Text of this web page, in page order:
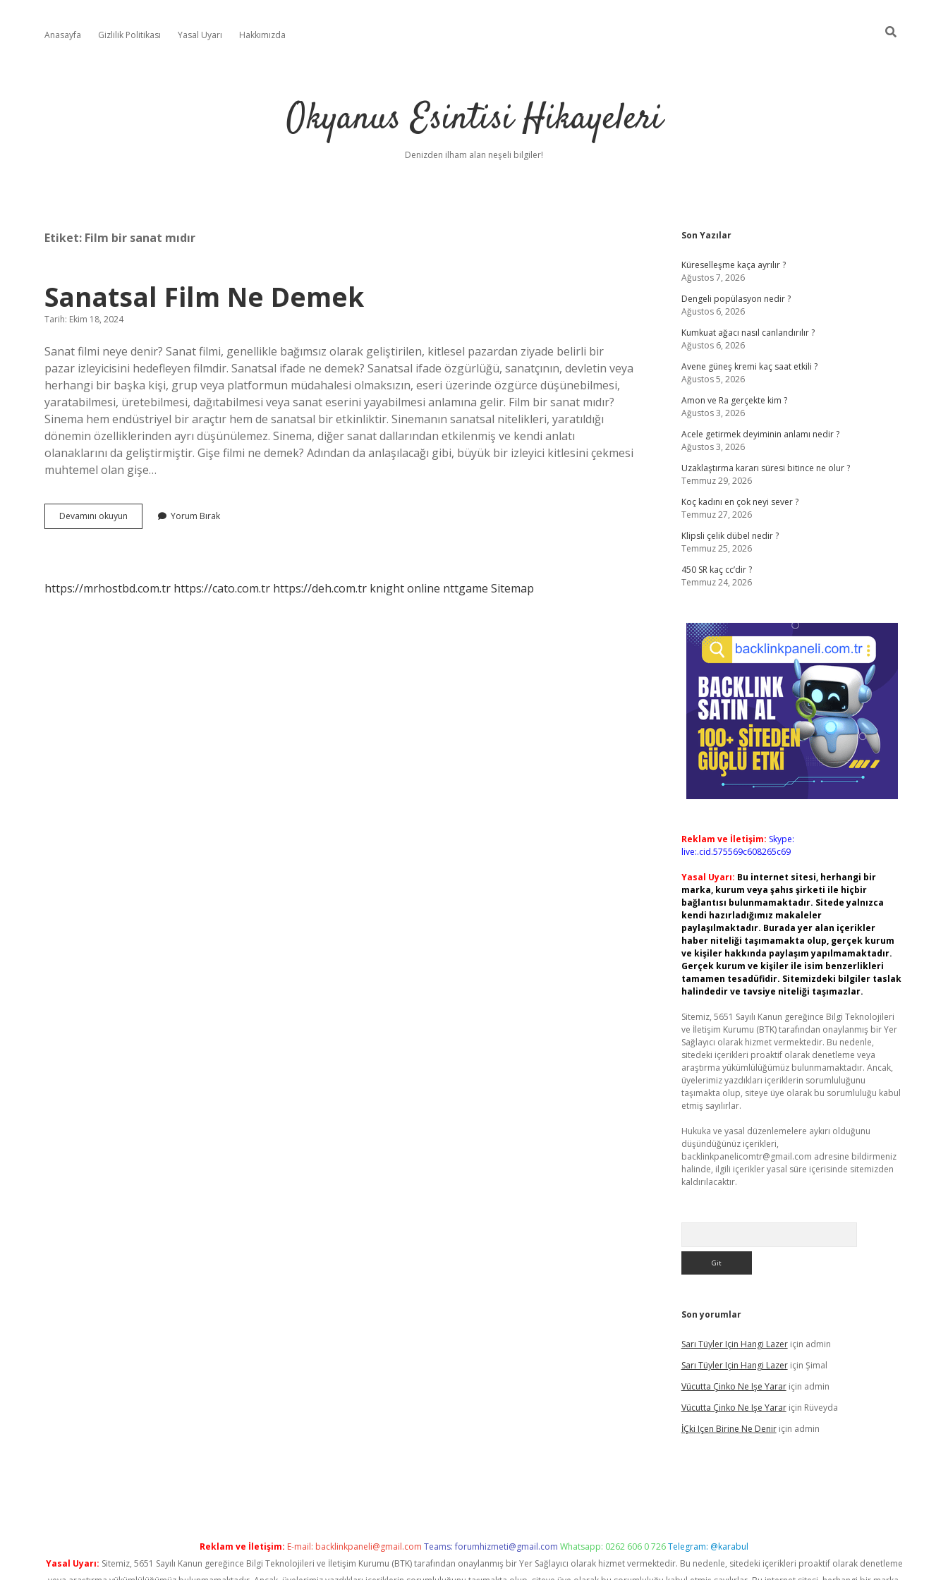
Anasayfa Gizlilik Politikası Yasal Uyarı Hakkımızda
Okyanus Esintisi Hikayeleri
Denizden ilham alan neşeli bilgiler!
Etiket: Film bir sanat mıdır
Sanatsal Film Ne Demek
Tarih: Ekim 18, 2024
Sanat filmi neye denir? Sanat filmi, genellikle bağımsız olarak geliştirilen, kitlesel pazardan ziyade belirli bir
pazar izleyicisini hedefleyen filmdir. Sanatsal ifade ne demek? Sanatsal ifade özgürlüğü, sanatçının, devletin veya
herhangi bir başka kişi, grup veya platformun müdahalesi olmaksızın, eseri üzerinde özgürce düşünebilmesi,
yaratabilmesi, üretebilmesi, dağıtabilmesi veya sanat eserini yayabilmesi anlamına gelir. Film bir sanat mıdır?
Sinema hem endüstriyel bir araçtır hem de sanatsal bir etkinliktir. Sinemanın sanatsal nitelikleri, yaratıldığı
dönemin özelliklerinden ayrı düşünülemez. Sinema, diğer sanat dallarından etkilenmiş ve kendi anlatı
olanaklarını da geliştirmiştir. Gişe filmi ne demek? Adından da anlaşılacağı gibi, büyük bir izleyici kitlesini çekmesi
muhtemel olan gişe…
Devamını okuyun Sanatsal
Film
Yorum Bırak
https://mrhostbd.com.tr https://cato.com.tr https://deh.com.tr knight online nttgame Sitemap
Sidebar
Son Yazılar
Küreselleşme kaça ayrılır ?
Ağustos 7, 2026
Dengeli popülasyon nedir ?
Ağustos 6, 2026
Kumkuat ağacı nasıl canlandırılır ?
Ağustos 6, 2026
Avene güneş kremi kaç saat etkili ?
Ağustos 5, 2026
Amon ve Ra gerçekte kim ?
Ağustos 3, 2026
Acele getirmek deyiminin anlamı nedir ?
Ağustos 3, 2026
Uzaklaştırma kararı süresi bitince ne olur ?
Temmuz 29, 2026
Koç kadını en çok neyi sever ?
Temmuz 27, 2026
Klipsli çelik dübel nedir ?
Temmuz 25, 2026
450 SR kaç cc’dir ?
Temmuz 24, 2026
Reklam ve İletişim: Skype:
live:.cid.575569c608265c69
Yasal Uyarı: Bu internet sitesi, herhangi bir
marka, kurum veya şahıs şirketi ile hiçbir
bağlantısı bulunmamaktadır. Sitede yalnızca
kendi hazırladığımız makaleler
paylaşılmaktadır. Burada yer alan içerikler
haber niteliği taşımamakta olup, gerçek kurum
ve kişiler hakkında paylaşım yapılmamaktadır.
Gerçek kurum ve kişiler ile isim benzerlikleri
tamamen tesadüfidir. Sitemizdeki bilgiler taslak
halindedir ve tavsiye niteliği taşımazlar.
Sitemiz, 5651 Sayılı Kanun gereğince Bilgi Teknolojileri
ve İletişim Kurumu (BTK) tarafından onaylanmış bir Yer
Sağlayıcı olarak hizmet vermektedir. Bu nedenle,
sitedeki içerikleri proaktif olarak denetleme veya
araştırma yükümlülüğümüz bulunmamaktadır. Ancak,
üyelerimiz yazdıkları içeriklerin sorumluluğunu
taşımakta olup, siteye üye olarak bu sorumluluğu kabul
etmiş sayılırlar.
Hukuka ve yasal düzenlemelere aykırı olduğunu
düşündüğünüz içerikleri,
backlinkpanelicomtr@gmail.com adresine bildirmeniz
halinde, ilgili içerikler yasal süre içerisinde sitemizden
kaldırılacaktır.
Son yorumlar
Sarı Tüyler Için Hangi Lazeriçin admin
Sarı Tüyler Için Hangi Lazeriçin Şimal
Vücutta Çinko Ne Işe Yarariçin admin
Vücutta Çinko Ne Işe Yarariçin Rüveyda
İÇki Içen Birine Ne Deniriçin admin
Reklam ve İletişim: E-mail: backlinkpaneli@gmail.com Teams:forumhizmeti@gmail.com Whatsapp: 0262 606 0 726Telegram: @karabul
Yasal Uyarı: Sitemiz, 5651 Sayılı Kanun gereğince Bilgi Teknolojileri ve İletişim Kurumu (BTK) tarafından onaylanmış bir Yer Sağlayıcı olarak hizmet vermektedir. Bu nedenle, sitedeki içerikleri proaktif olarak denetleme